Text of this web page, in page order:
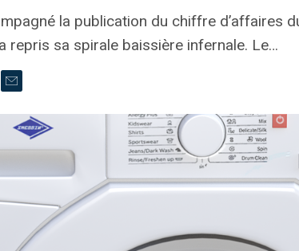
la publication du chiffre d’affaires
repris sa spirale baissière infernale. Le…